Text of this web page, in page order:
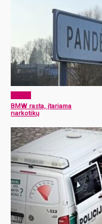
BMW rasta, įtariama
narkotikų